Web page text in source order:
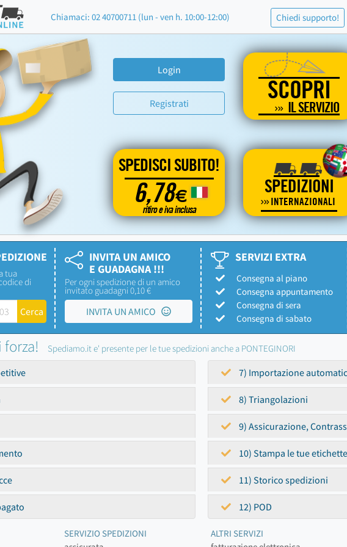
Chiamaci: 02 40700711 (lun - ven h. 10:00-12:00) Chiedi supporto!
Login
Registrati SCOPRI
IL SERVIZIO
SPEDISCI SUBITO!
6,78€
ritiro e iva inclusa
SPEDIZIONI
INTERNAZIONALI
tua
di
INVITA UN AMICO
E GUADAGNA !!!
Per ogni spedizione di un amico
invitato guadagni 0,10 €
INVITA UN AMICO
SERVIZI EXTRA
Consegna al piano
Consegna appuntamento
Consegna di sera
Consegna di sabato
Spediamo.it e' presente per le tue spedizioni anche a PONTEGINORI
7) Importazione
8) Triangolazioni
9) Assicurazione,
10) Stampa le tue etichette
11) Storico spedizioni
12) POD
SERVIZIO SPEDIZIONI
ALTRI SERVIZI